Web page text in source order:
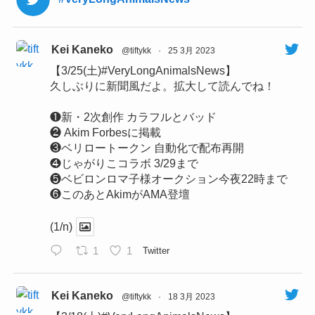
Kei Kaneko @tiftykk · 25 3月 2023
【3/25(土)#VeryLongAnimalsNews】
久しぶりに新聞風だよ。拡大して読んでね！
❶新・2次創作 カラフルとバッド
❷ Akim Forbesに掲載
❸ベリロートークン 自動化で配布再開
❹じゃがりこコラボ 3/29まで
❺ベビロンロマ子様オークション今夜22時まで
❻このあとAkimがAMA登壇
(1/n)
1 1 Twitter
Kei Kaneko @tiftykk · 18 3月 2023